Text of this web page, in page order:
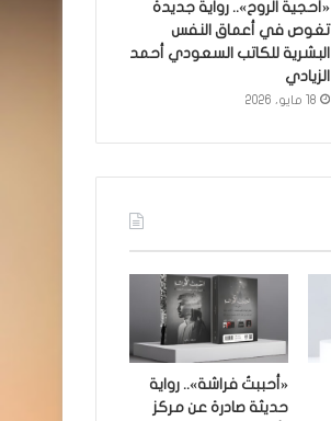
«أحجية الروح».. رواية جديدة
تغوص في أعماق النفس
البشرية للكاتب السعودي أحمد
الزيادي
18 مايو، 2026
«أحببتُ فراشة».. رواية
حديثة صادرة عن مركز